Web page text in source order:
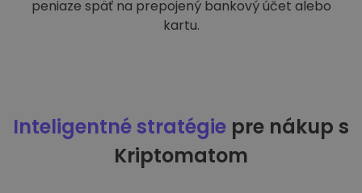
peniaze späť na prepojený bankový účet alebo
kartu.
Inteligentné stratégie pre nákup s
Kriptomatom